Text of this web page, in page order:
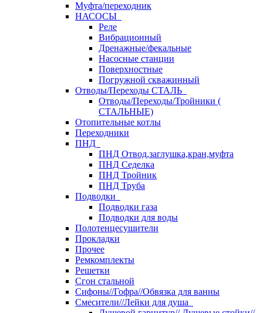
Муфта/переходник
НАСОСЫ
Реле
Вибрационный
Дренажные/фекальные
Насосные станции
Поверхностные
Погружной скважинный
Отводы/Переходы СТАЛЬ
Отводы/Переходы/Тройники (
СТАЛЬНЫЕ)
Отопительные котлы
Переходники
ПНД
ПНД Отвод,заглушка,кран,муфта
ПНД Седелка
ПНД Тройник
ПНД Труба
Подводки
Подводки газа
Подводки для воды
Полотенцесушители
Прокладки
Прочее
Ремкомплекты
Решетки
Сгон стальной
Сифоны//Гофра//Обвязка для ванны
Смесители//Лейки для душа